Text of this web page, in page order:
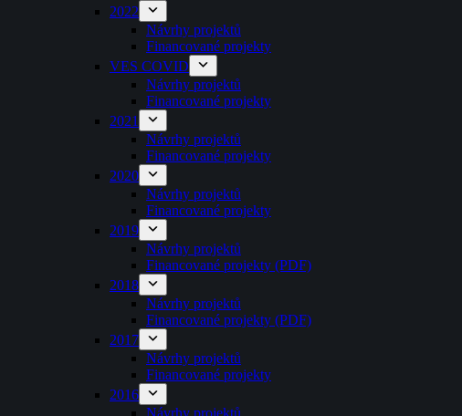
2022
Návrhy projektů
Financované projekty
VES COVID
Návrhy projektů
Financované projekty
2021
Návrhy projektů
Financované projekty
2020
Návrhy projektů
Financované projekty
2019
Návrhy projektů
Financované projekty (PDF)
2018
Návrhy projektů
Financované projekty (PDF)
2017
Návrhy projektů
Financované projekty
2016
Návrhy projektů